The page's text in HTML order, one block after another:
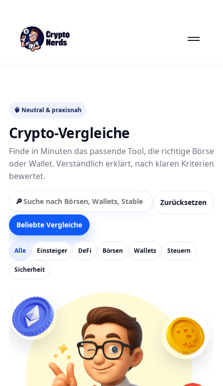
🧠 Neutral & praxisnah
Crypto-Vergleiche
Finde in Minuten das passende Tool, die richtige Börse
oder Wallet. Verständlich erklärt, nach klaren Kriterien
bewertet.
🔎 Zurücksetzen
Beliebte Vergleiche
Alle Einsteiger DeFi Börsen Wallets Steuern
Sicherheit